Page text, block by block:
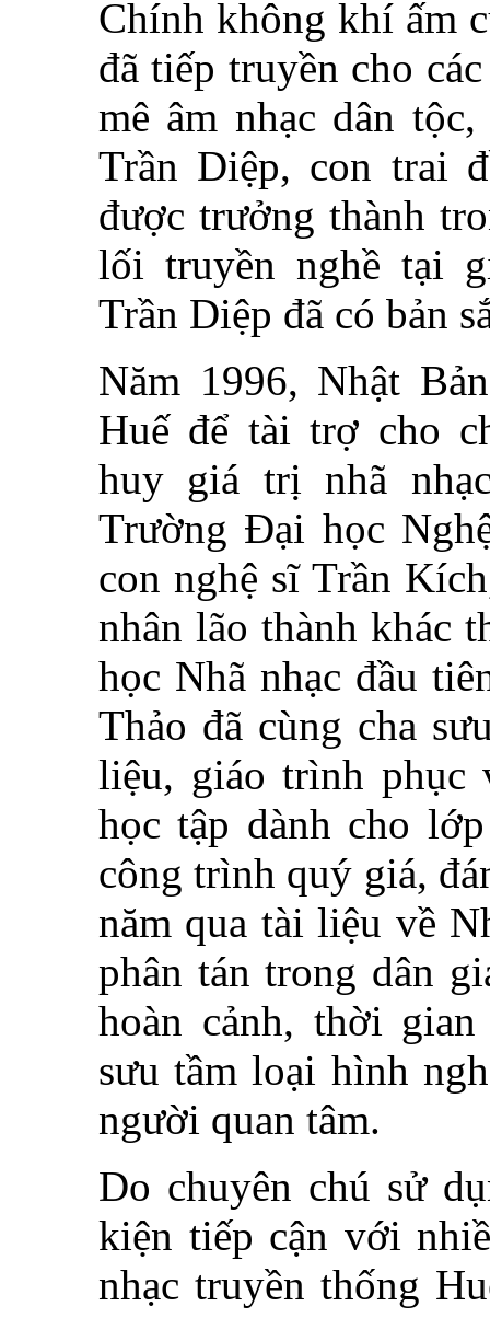
Chính không khí ấm
đã tiếp truyền cho
mê âm nhạc dân
Trần Diệp, con trai
được trưởng thành
lối truyền nghề tại
Trần Diệp đã có bản
Năm 1996, Nhật
Huế để tài trợ cho
huy giá trị nhã
Trường Đại học
con nghệ sĩ Trần
nhân lão thành khác
học Nhã nhạc đầu
Thảo đã cùng cha
liệu, giáo trình phục
học tập dành cho
công trình quý giá,
năm qua tài liệu về
phân tán trong dân
hoàn cảnh, thời
sưu tầm loại hình
người quan tâm.
Do chuyên chú sử
kiện tiếp cận với
nhạc truyền thống